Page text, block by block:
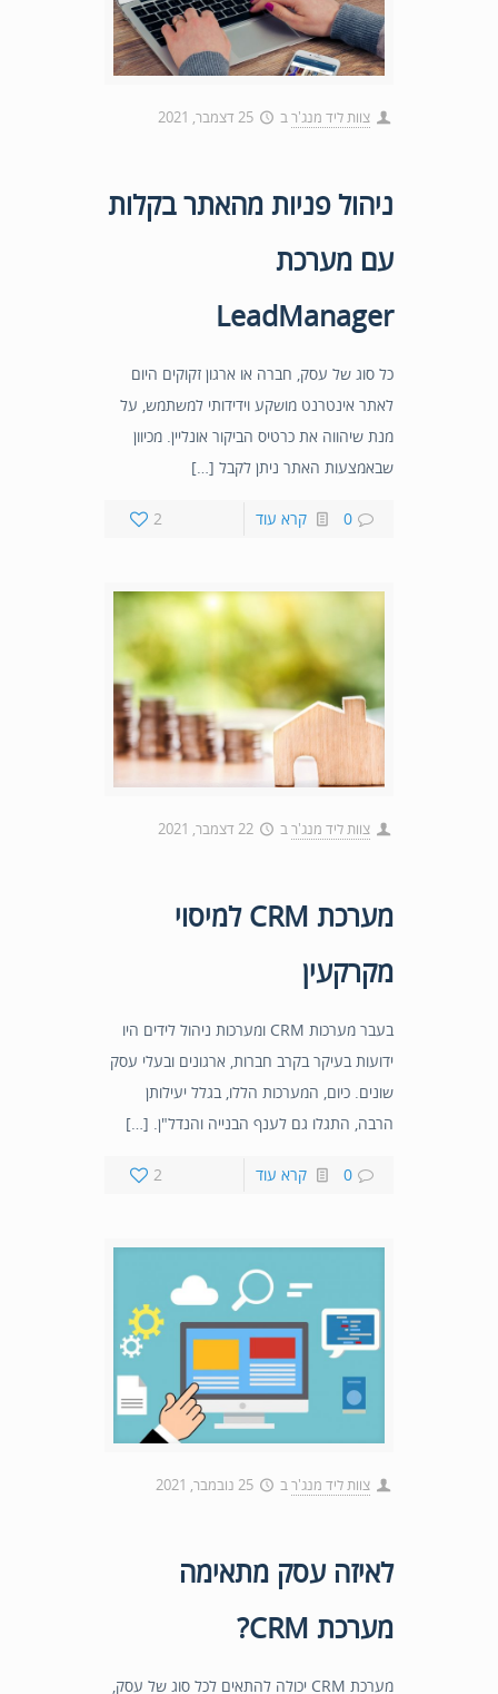
צוות ליד מנג'רב 25 דצמבר, 2021
ניהול פניות מהאתר בקלות
עם מערכת
LeadManager
כל סוג של עסק, חברה או ארגון זקוקים היום
לאתר אינטרנט מושקע וידידותי למשתמש, על
מנת שיהווה את כרטיס הביקור אונליין. מכיוון
שבאמצעות האתר ניתן לקבל […]
2 0 קרא עוד
צוות ליד מנג'רב 22 דצמבר, 2021
מערכת CRM למיסוי
מקרקעין
בעבר מערכות CRM ומערכות ניהול לידים היו
ידועות בעיקר בקרב חברות, ארגונים ובעלי עסק
שונים. כיום, המערכות הללו, בגלל יעילותן
הרבה, התגלו גם לענף הבנייה והנדל"ן. […]
2 0 קרא עוד
צוות ליד מנג'ר ב 25 נובמבר, 2021
לאיזה עסק מתאימה
מערכת CRM?
מערכת CRM יכולה להתאים לכל סוג של עסק,